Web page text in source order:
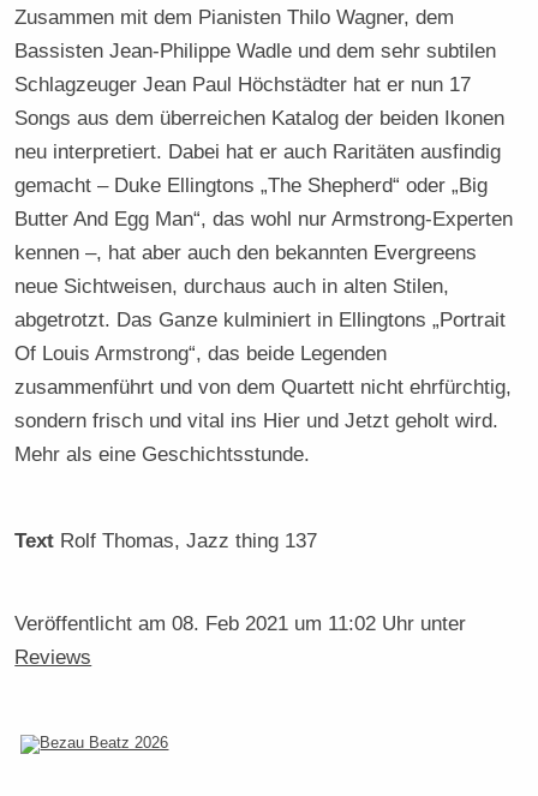
Zusammen mit dem Pianisten Thilo Wagner, dem
Bassisten Jean-Philippe Wadle und dem sehr subtilen
Schlagzeuger Jean Paul Höchstädter hat er nun 17
Songs aus dem überreichen Katalog der beiden Ikonen
neu interpretiert. Dabei hat er auch Raritäten ausfindig
gemacht – Duke Ellingtons „The Shepherd“ oder „Big
Butter And Egg Man“, das wohl nur Armstrong-Experten
kennen –, hat aber auch den bekannten Evergreens
neue Sichtweisen, durchaus auch in alten Stilen,
abgetrotzt. Das Ganze kulminiert in Ellingtons „Portrait
Of Louis Armstrong“, das beide Legenden
zusammenführt und von dem Quartett nicht ehrfürchtig,
sondern frisch und vital ins Hier und Jetzt geholt wird.
Mehr als eine Geschichtsstunde.
Text Rolf Thomas, Jazz thing 137
Veröffentlicht am08. Feb 2021 um 11:02 Uhr unter
Reviews